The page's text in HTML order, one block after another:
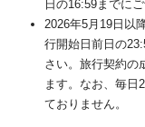
日の16:59までに
2026年5月19日以
行開始日前日の
さい。旅行契約の
ます。なお、毎日
ておりません。